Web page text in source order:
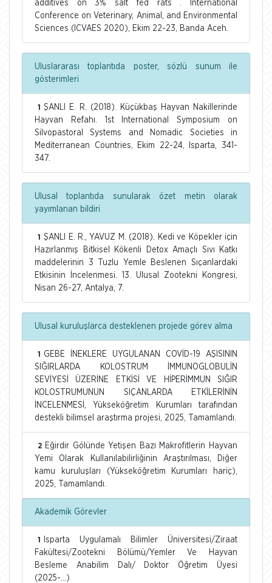
additives on 3% salt fed rats . International
Conference on Veterinary, Animal, and Environmental
Sciences (ICVAES 2020), Ekim 22-23, Banda Aceh.
Uluslararası toplantıda poster, sözlü sunum ile
gösterimleri
1
ŞANLI E. R. (2018). Küçükbaş Hayvan Nakillerinde
Hayvan Refahı. 1st International Symposium on
Silvopastoral Systems and Nomadic Societies in
Mediterranean Countries, Ekim 22-24, Isparta, 341-
347.
Ulusal toplantıda sunularak özet metin olarak
yayımlanan bildiri
1
ŞANLI E. R., YAVUZ M. (2018). Kedi ve Köpekler için
Hazırlanmış Bitkisel Kökenli Detox Amaçlı Sıvı Katkı
maddelerinin 3 Tuzlu Yemle Beslenen Sıçanlardaki
Etkisinin İncelenmesi. 13. Ulusal Zootekni Kongresi,
Nisan 26-27, Antalya, 7.
Ulusal kuruluşlarca desteklenen projede görev alma
1
GEBE İNEKLERE UYGULANAN COVİD-19 AŞISININ
SIĞIRLARDA KOLOSTRUM İMMUNOGLOBULİN
SEVİYESİ ÜZERİNE ETKİSİ VE HİPERİMMUN SIĞIR
KOLOSTRUMUNUN SIÇANLARDA ETKİLERİNİN
İNCELENMESİ, Yükseköğretim Kurumları tarafından
destekli bilimsel araştırma projesi, 2025, Tamamlandı.
2 Eğirdir Gölünde Yetişen Bazı Makrofitlerin Hayvan
Yemi Olarak Kullanılabilirliğinin Araştırılması, Diğer
kamu kuruluşları (Yükseköğretim Kurumları hariç),
2025, Tamamlandı.
Akademik Görevler
1
Isparta Uygulamalı Bilimler Üniversitesi/Ziraat
Fakültesi/Zootekni Bölümü/Yemler Ve Hayvan
Besleme Anabilim Dalı/ Doktor Öğretim Üyesi
(2025-...)